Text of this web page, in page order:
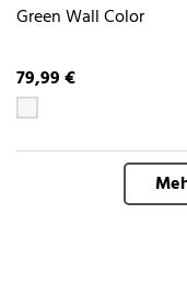
Green Wall Color
79,99 €